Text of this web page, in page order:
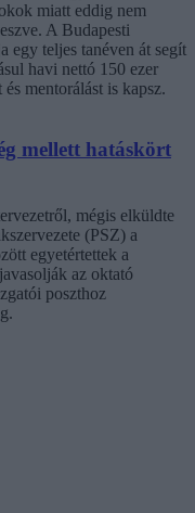
miatt eddig nem
A Budapesti
egy teljes tanéven át segít
havi nettó 150 ezer
mentorálást is kapsz.
mellett hatáskört
mégis elküldte
(PSZ) a
egyetértettek a
az oktató
poszthoz